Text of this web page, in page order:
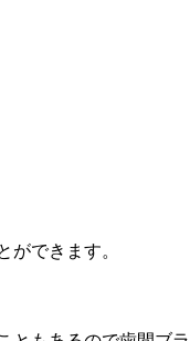
できます。